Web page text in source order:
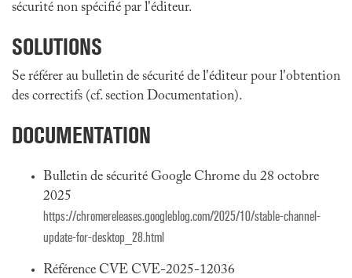
sécurité non spécifié par l'éditeur.
SOLUTIONS
Se référer au bulletin de sécurité de l'éditeur pour l'obtention
des correctifs (cf. section Documentation).
DOCUMENTATION
Bulletin de sécurité Google Chrome du 28 octobre
2025
https://chromereleases.googleblog.com/2025/10/stable-channel-
update-for-desktop_28.html
Référence CVE CVE-2025-12036